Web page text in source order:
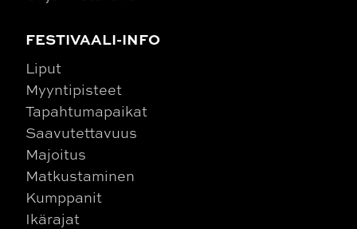
FESTIVAALI-INFO
Liput
Myyntipisteet
Tapahtumapaikat
Saavutettavuus
Majoitus
Matkustaminen
Kumppanit
Ikärajat